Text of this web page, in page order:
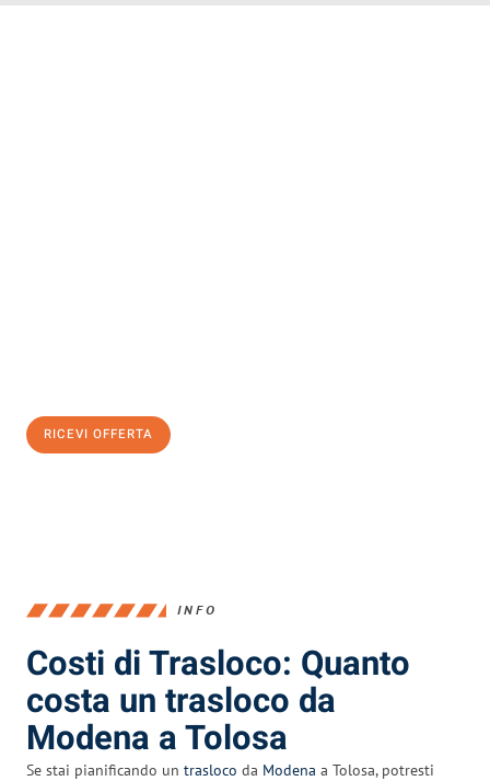
RICEVI OFFERTA
INFO
Costi di Trasloco: Quanto
costa un trasloco da
Modena a Tolosa
Se stai pianificando un trasloco da Modena a Tolosa, potresti